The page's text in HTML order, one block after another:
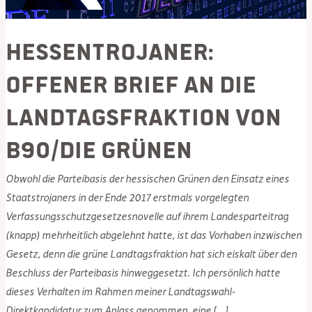
Hessentrojaner:
Offener Brief an die
Landtagsfraktion von
B90/Die Grünen
Obwohl die Parteibasis der hessischen Grünen den Einsatz eines
Staatstrojaners in der Ende 2017 erstmals vorgelegten
Verfassungsschutzgesetzesnovelle auf ihrem Landesparteitrag
(knapp) mehrheitlich abgelehnt hatte, ist das Vorhaben inzwischen
Gesetz, denn die grüne Landtagsfraktion hat sich eiskalt über den
Beschluss der Parteibasis hinweggesetzt. Ich persönlich hatte
dieses Verhalten im Rahmen meiner Landtagswahl-